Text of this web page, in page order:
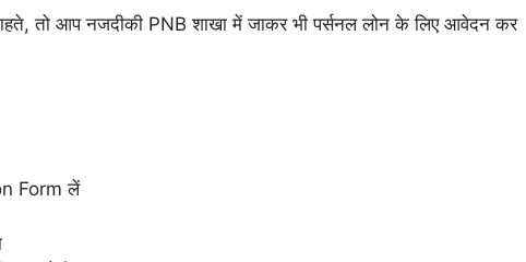
तो आप नजदीकी PNB शाखा में जाकर भी पर्सनल लोन के लिए आवेदन कर
Form लें